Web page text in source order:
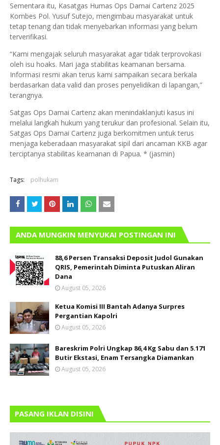
Sementara itu, Kasatgas Humas Ops Damai Cartenz 2025
Kombes Pol. Yusuf Sutejo, mengimbau masyarakat untuk
tetap tenang dan tidak menyebarkan informasi yang belum
terverifikasi.
“Kami mengajak seluruh masyarakat agar tidak terprovokasi
oleh isu hoaks. Mari jaga stabilitas keamanan bersama.
Informasi resmi akan terus kami sampaikan secara berkala
berdasarkan data valid dan proses penyelidikan di lapangan,”
terangnya.
Satgas Ops Damai Cartenz akan menindaklanjuti kasus ini
melalui langkah hukum yang terukur dan profesional. Selain itu,
Satgas Ops Damai Cartenz juga berkomitmen untuk terus
menjaga keberadaan masyarakat sipil dari ancaman KKB agar
terciptanya stabilitas keamanan di Papua. * (jasmin)
Tags: polhukam
ANDA MUNGKIN MENYUKAI POSTINGAN INI
88,6 Persen Transaksi Deposit Judol Gunakan
QRIS, Pemerintah Diminta Putuskan Aliran
Dana
August 05, 2026
Ketua Komisi III Bantah Adanya Surpres
Pergantian Kapolri
August 05, 2026
Bareskrim Polri Ungkap 86,4 Kg Sabu dan 5.171
Butir Ekstasi, Enam Tersangka Diamankan
August 05, 2026
PASANG IKLAN DISINI